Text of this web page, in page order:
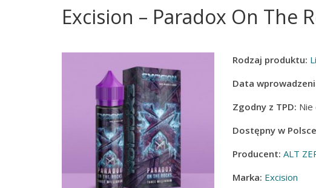
Excision – Paradox On The
Rodzaj produktu:
Data
Zgodny z TPD: Nie
Dostępny w
Producent: ALT
Marka: Excision